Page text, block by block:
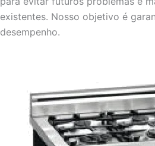
existentes. Nosso objetivo é
desempenho.